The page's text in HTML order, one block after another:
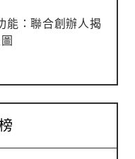
能：聯合創辦人揭